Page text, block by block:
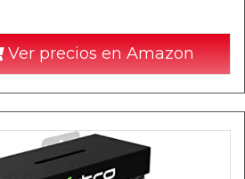
Ver precios en Amazon